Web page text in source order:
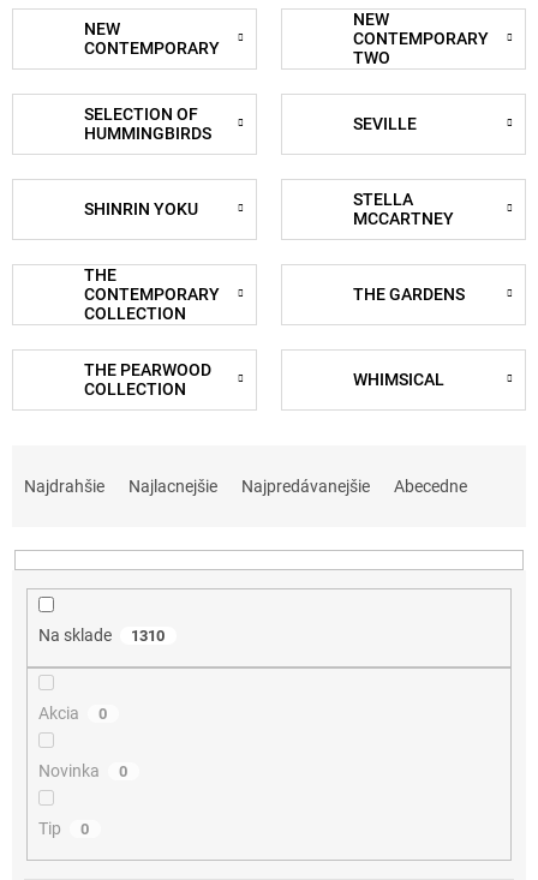
NEW
CONTEMPORARY
NEW
CONTEMPORARY
TWO
SELECTION OF
HUMMINGBIRDS
SEVILLE
SHINRIN YOKU
STELLA
MCCARTNEY
THE
CONTEMPORARY
COLLECTION
THE GARDENS
THE PEARWOOD
COLLECTION
WHIMSICAL
n
Najdrahšie Najlacnejšie Najpredávanejšie Abecedne
Na sklade 1310
Akcia 0
Novinka 0
Tip 0